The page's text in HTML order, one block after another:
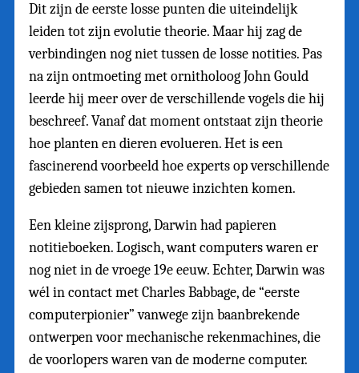
Dit zijn de eerste losse punten die uiteindelijk
leiden tot zijn evolutie theorie. Maar hij zag de
verbindingen nog niet tussen de losse notities. Pas
na zijn ontmoeting met ornitholoog John Gould
leerde hij meer over de verschillende vogels die hij
beschreef. Vanaf dat moment ontstaat zijn theorie
hoe planten en dieren evolueren. Het is een
fascinerend voorbeeld hoe experts op verschillende
gebieden samen tot nieuwe inzichten komen.
Een kleine zijsprong, Darwin had papieren
notitieboeken. Logisch, want computers waren er
nog niet in de vroege 19e eeuw. Echter, Darwin was
wél in contact met Charles Babbage, de “eerste
computerpionier” vanwege zijn baanbrekende
ontwerpen voor mechanische rekenmachines, die
de voorlopers waren van de moderne computer.